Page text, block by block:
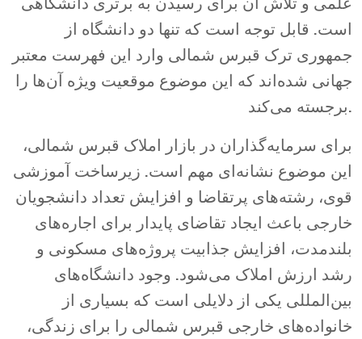
است. قابل توجه است که تنها دو دانشگاه از
جمهوری ترک قبرس شمالی وارد این فهرست معتبر
جهانی شده‌اند که این موضوع موقعیت ویژه آن‌ها را
برجسته می‌کند.
برای سرمایه‌گذاران در بازار املاک قبرس شمالی،
این موضوع نشانه‌ای مهم است. زیرساخت آموزشی
قوی، رشته‌های پرتقاضا و افزایش تعداد دانشجویان
خارجی باعث ایجاد تقاضای پایدار برای اجاره‌های
بلندمدت، افزایش جذابیت پروژه‌های مسکونی و
رشد ارزش املاک می‌شود. وجود دانشگاه‌های
بین‌المللی یکی از دلایلی است که بسیاری از
خانواده‌های خارجی قبرس شمالی را برای زندگی،